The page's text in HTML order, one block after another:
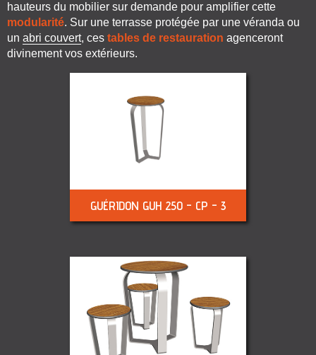
hauteurs du mobilier sur demande pour amplifier cette
modularité. Sur une terrasse protégée par une véranda ou
un abri couvert, ces tables de restauration agenceront
divinement vos extérieurs.
GUÉRIDON GUH 250 - CP - 3